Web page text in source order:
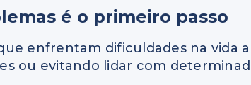
é o primeiro passo
enfrentam dificuldades na vida
ou evitando lidar com